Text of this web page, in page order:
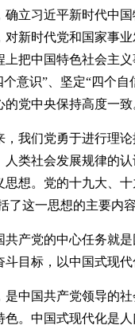
立习近平新时代中
新时代党和国家事
把中国特色社会主
意识”、坚定“四个
党中央保持高度一致
，我们党勇于进行理
类社会发展规律的
想。党的十九大、
了这一思想的主要内
产党的中心任务就
目标，以中国式现代
是中国共产党领导的
。中国式现代化是